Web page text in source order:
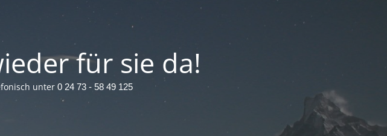
für sie da!
unter 0 24 73 - 58 49 125